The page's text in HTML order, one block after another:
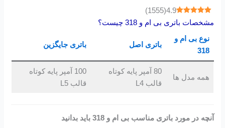
4.9
(
1555
)
مشخصات باتری بی ام و 318 چیست؟
نوع بی ام و
318
باتری اصل باتری جایگزین
همه مدل ها
80 آمپر پایه کوتاه
قالب L4
100 آمپر پایه کوتاه
قالب L5
آنچه در مورد باتری مناسب بی ام و 318 باید بدانید